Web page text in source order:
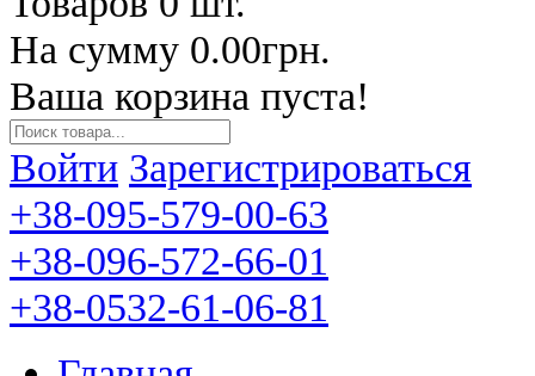
На сумму 0.00грн.
Ваша корзина пуста!
Войти Зарегистрироваться
+38-095-579-00-63
+38-096-572-66-01
+38-0532-61-06-81